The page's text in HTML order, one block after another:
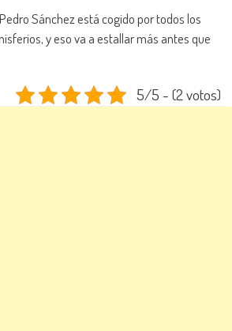
Sánchez está cogido por todos los
y eso va a estallar más antes que
5/5 - (2 votos)